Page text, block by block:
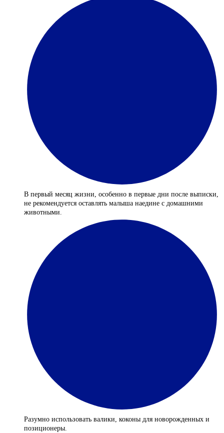
В первый месяц жизни, особенно в первые дни после выписки,
не рекомендуется оставлять малыша наедине с домашними
животными.
Разумно использовать валики, коконы для новорожденных и
позиционеры.